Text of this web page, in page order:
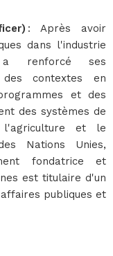
: Après avoir
dans l'industrie
a renforcé ses
des contextes en
et des
des systèmes de
l'agriculture et le
Nations Unies,
fondatrice et
est titulaire d'un
publiques et